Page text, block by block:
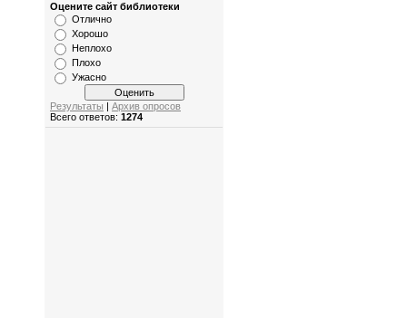
Оцените сайт библиотеки
Отлично
Хорошо
Неплохо
Плохо
Ужасно
Результаты
Архив опросов
Всего ответов: 1274